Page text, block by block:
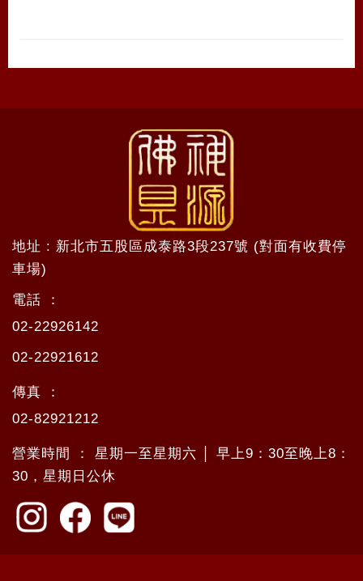
地址 : 新北市五股區成泰路3段237號 (對面有收費停
車場)
電話 ：
02-22926142
02-22921612
傳真 ：
02-82921212
營業時間 ： 星期一至星期六 │ 早上9：30至晚上8：
30，星期日公休